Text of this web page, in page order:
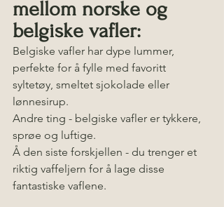
mellom norske og
belgiske vafler:
Belgiske vafler har dype lummer,
perfekte for å fylle med favoritt
syltetøy, smeltet sjokolade eller
lønnesirup.
Andre ting - belgiske vafler er tykkere,
sprøe og luftige.
Å den siste forskjellen - du trenger et
riktig vaffeljern for å lage disse
fantastiske vaflene.